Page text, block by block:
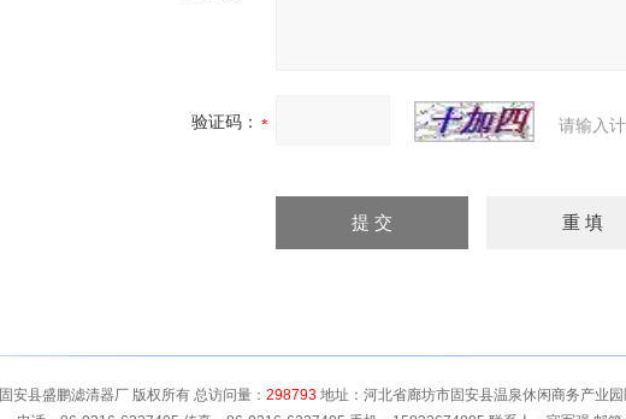
验证码： 请输入
固安县盛鹏滤清器厂 版权所有 总访问量： 298793 地址：河北省廊坊市固安县温泉休闲商务产业